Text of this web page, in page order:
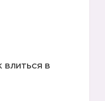
ВЛИТЬСЯ В